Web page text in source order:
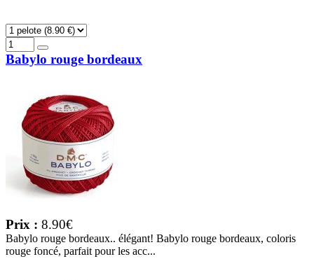
Babylo rouge bordeaux
Prix : 8.90€
Babylo rouge bordeaux.. élégant! Babylo rouge bordeaux, coloris
rouge foncé, parfait pour les acc...